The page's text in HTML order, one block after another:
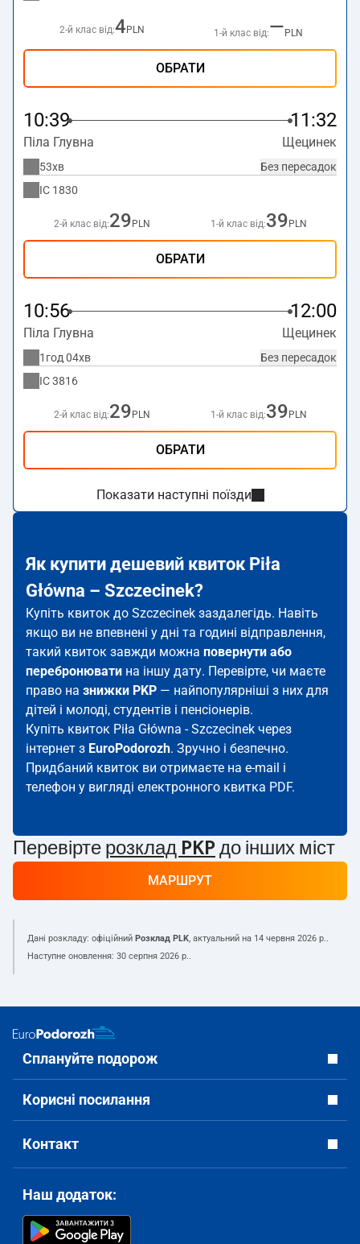
2-й клас від:4 PLN 1-й клас від:— PLN
ОБРАТИ
10:39 11:32
Піла Глувна Щецинек
Без пересадок
53хв
IC 1830
2-й клас від:29 PLN 1-й клас від:39 PLN
ОБРАТИ
10:56 12:00
Піла Глувна Щецинек
Без пересадок
1год 04хв
IC3816
2-й клас від:29 PLN 1-й клас від:39 PLN
ОБРАТИ
Показати наступні поїзди
Як купити дешевий квиток Piła
Główna – Szczecinek?
Купіть квиток до Szczecinek заздалегідь. Навіть
якщо ви не впевнені у дні та годині відправлення,
такий квиток завжди можна повернути або
перебронювати на іншу дату. Перевірте, чи маєте
право на знижки PKP — найпопулярніші з них для
дітей і молоді, студентів і пенсіонерів.
Купіть квиток Piła Główna - Szczecinek через
інтернет з EuroPodorozh. Зручно і безпечно.
Придбаний квиток ви отримаєте на e-mail і
телефон у вигляді електронного квитка PDF.
Перевірте розклад PKP до інших міст
МАРШРУТ
Дані розкладу: офіційний Розклад PLK, актуальний на 14 червня 2026 р..
Наступне оновлення: 30 серпня 2026 р..
Сплануйте подорож
Корисні посилання
Контакт
Наш додаток: